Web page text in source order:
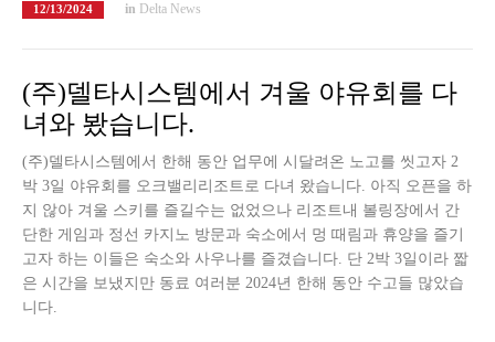
12/13/2024 in Delta News
(주)델타시스템에서 겨울 야유회를 다
녀와 봤습니다.
(주)델타시스템에서 한해 동안 업무에 시달려온 노고를 씻고자 2
박 3일 야유회를 오크밸리리조트로 다녀 왔습니다. 아직 오픈을 하
지 않아 겨울 스키를 즐길수는 없었으나 리조트내 볼링장에서 간
단한 게임과 정선 카지노 방문과 숙소에서 멍 때림과 휴양을 즐기
고자 하는 이들은 숙소와 사우나를 즐겼습니다. 단 2박 3일이라 짧
은 시간을 보냈지만 동료 여러분 2024년 한해 동안 수고들 많았습
니다.